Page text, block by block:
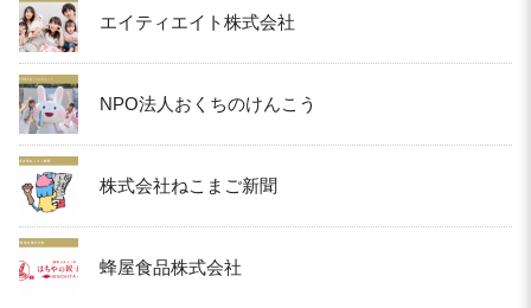
エイティエイト株式会社
NPO法人おくちのけんこう
株式会社ねこまご新聞
蜂屋食品株式会社